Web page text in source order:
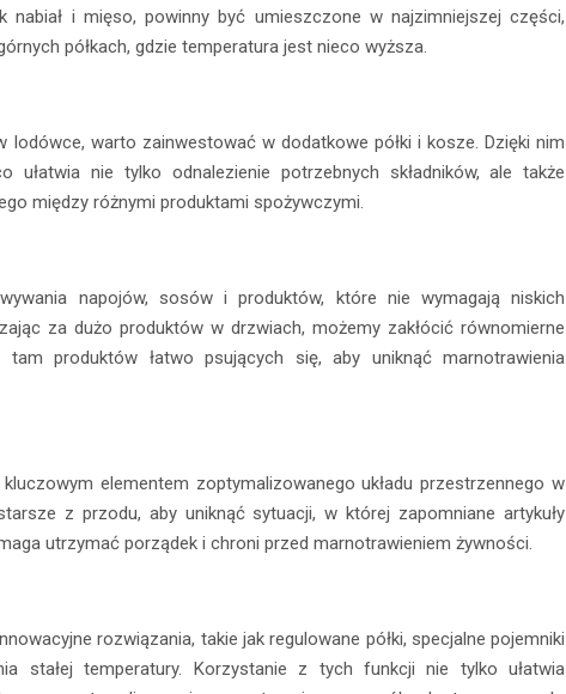
nabiał i mięso, powinny być umieszczone w najzimniejszej części,
półkach, gdzie temperatura jest nieco wyższa.
warto zainwestować w dodatkowe półki i kosze. Dzięki nim
ułatwia nie tylko odnalezienie potrzebnych składników, ale także
między różnymi produktami spożywczymi.
napojów, sosów i produktów, które nie wymagają niskich
za dużo produktów w drzwiach, możemy zakłócić równomierne
tam produktów łatwo psujących się, aby uniknąć marnotrawienia
elementem zoptymalizowanego układu przestrzennego w
z przodu, aby uniknąć sytuacji, w której zapomniane artykuły
utrzymać porządek i chroni przed marnotrawieniem żywności.
rozwiązania, takie jak regulowane półki, specjalne pojemniki
stałej temperatury. Korzystanie z tych funkcji nie tylko ułatwia